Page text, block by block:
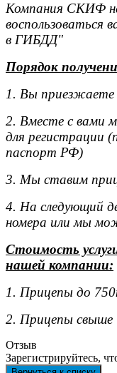
Компания СКИФ
воспользоваться
в ГИБДД"
Порядок
1. Вы приезжаете
2. Вместе с вами
для регистрации
паспорт РФ)
3. Мы ставим
4. На следующий
номера или мы
Стоимость
нашей компании:
1. Прицепы до
2. Прицепы свыше
Отзыв
Зарегистрируйтесь,